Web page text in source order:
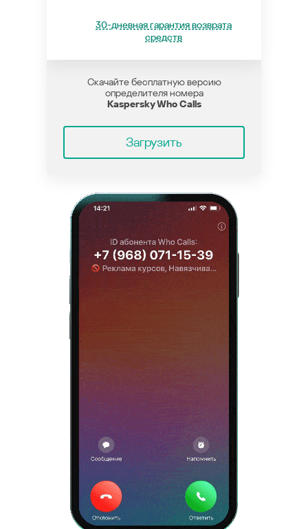
30-дневная гарантия возврата
средств
Скачайте бесплатную версию
определителя номера
Kaspersky Who Calls
Загрузить